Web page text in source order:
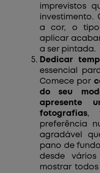
imprevistos
investimento.
a cor, o tipo
aplicar
a ser pintada.
Dedicar
essencial
Comece por
do seu
apresente
fotografias,
preferência
agradável
pano de
desde
mostrar